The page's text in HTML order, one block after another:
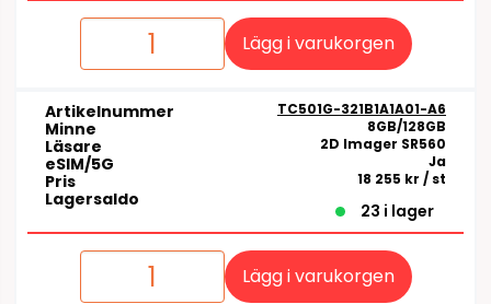
Lägg i varukorgen
Artikelnummer TC501G-321B1A1A01-A6
Minne 8GB/128GB
Läsare 2D Imager SR560
eSIM/5G Ja
Pris 18 255 kr / st
Lagersaldo
23 i lager
Lägg i varukorgen